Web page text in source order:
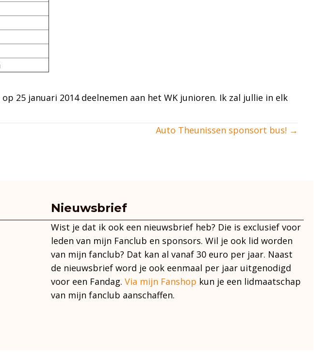
25 januari 2014 deelnemen aan het WK junioren. Ik zal jullie in elk
Auto Theunissen sponsort bus! →
Nieuwsbrief
Wist je dat ik ook een nieuwsbrief heb? Die is exclusief voor
leden van mijn Fanclub en sponsors. Wil je ook lid worden
van mijn fanclub? Dat kan al vanaf 30 euro per jaar. Naast
de nieuwsbrief word je ook eenmaal per jaar uitgenodigd
voor een Fandag.Via mijn Fanshop kun je een lidmaatschap
van mijn fanclub aanschaffen.